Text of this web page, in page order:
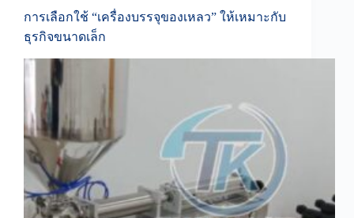
การเลือกใช้ “เครื่องบรรจุของเหลว” ให้เหมาะกับ
ธุรกิจขนาดเล็ก